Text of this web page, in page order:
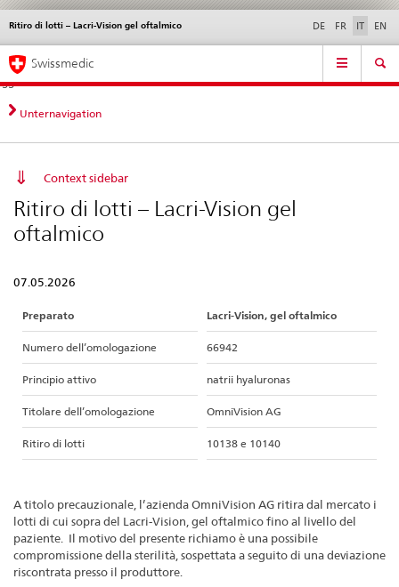
Navigazione
diretta:
novità,
aspetti
contatto
Novità &
norme
Contatto | Supporto &
aiuto
Ritiro di lotti – Lacri-Vision gel oftalmico DE FR IT EN
Service
Navigation
Swissmedic
Unternavigation
Context sidebar
Ritiro di lotti – Lacri-Vision gel
oftalmico
07.05.2026
Preparato Lacri-Vision, gel oftalmico
Numero dell’omologazione 66942
Principio attivo natrii hyaluronas
Titolare dell’omologazione OmniVision AG
Ritiro di lotti 10138 e 10140
A titolo precauzionale, l’azienda OmniVision AG ritira dal mercato i
lotti di cui sopra del Lacri-Vision, gel oftalmico fino al livello del
paziente. Il motivo del presente richiamo è una possibile
compromissione della sterilità, sospettata a seguito di una deviazione
riscontrata presso il produttore.